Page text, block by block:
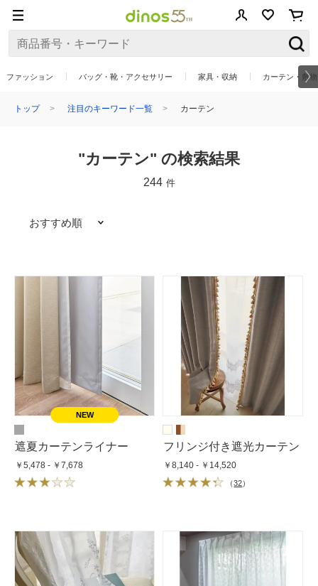
ファッション バッグ・靴・アクセサリー 家具・収納 カーテン・敷
トップ 注目のキーワード一覧 カーテン
"カーテン" の検索結果
244 件
おすすめ順
遮夏カーテンライナー
￥5,478 - ￥7,678
フリンジ付き遮光カーテン
￥8,140 - ￥14,520
（32）